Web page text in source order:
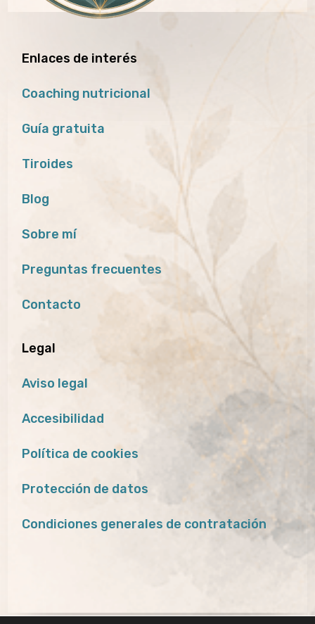
Enlaces de interés
Coaching nutricional
Guía gratuita
Tiroides
Blog
Sobre mí
Preguntas frecuentes
Contacto
Legal
Aviso legal
Accesibilidad
Política de cookies
Protección de datos
Condiciones generales de contratación